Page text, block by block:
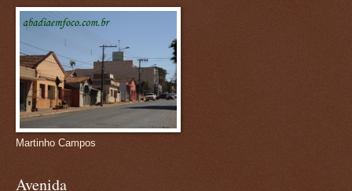
Martinho Campos
Avenida